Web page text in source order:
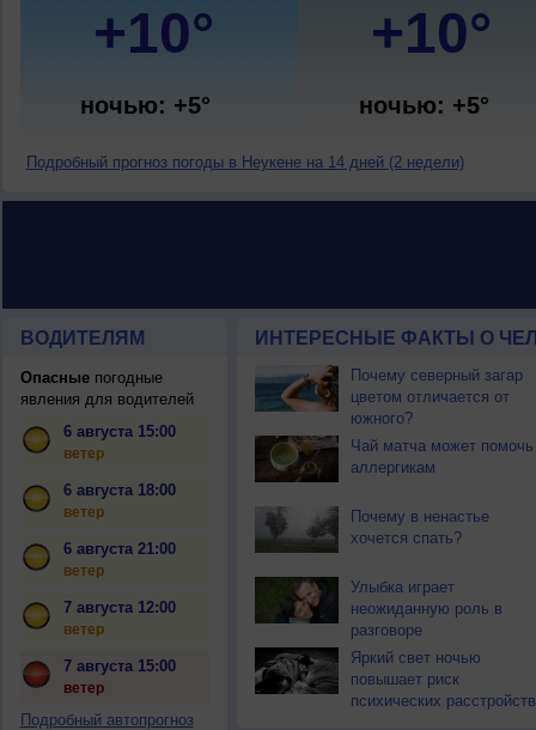
+10°
ночью: +5°
+10°
ночью: +5°
Подробный прогноз погоды в Неукене на 14 дней (2 недели)
ВОДИТЕЛЯМ
Опасныепогодные
явления для водителей
6 августа 15:00
ветер
6 августа 18:00
ветер
6 августа 21:00
ветер
7 августа 12:00
ветер
7 августа 15:00
ветер
Подробный автопрогноз
ИНТЕРЕСНЫЕ ФАКТЫ О
Почему северный загар
цветом отличается от
южного?
Чай матча может помочь
аллергикам
Почему в ненастье
хочется спать?
Улыбка играет
неожиданную роль в
разговоре
Яркий свет ночью
повышает риск
психических расстройств